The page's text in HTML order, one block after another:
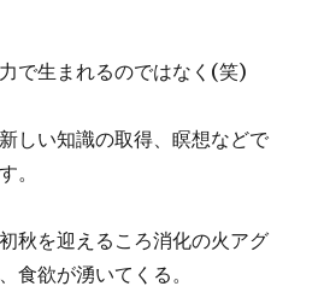
で生まれるのではなく(笑)
しい知識の取得、瞑想などで
。
秋を迎えるころ消化の火アグ
食欲が湧いてくる。